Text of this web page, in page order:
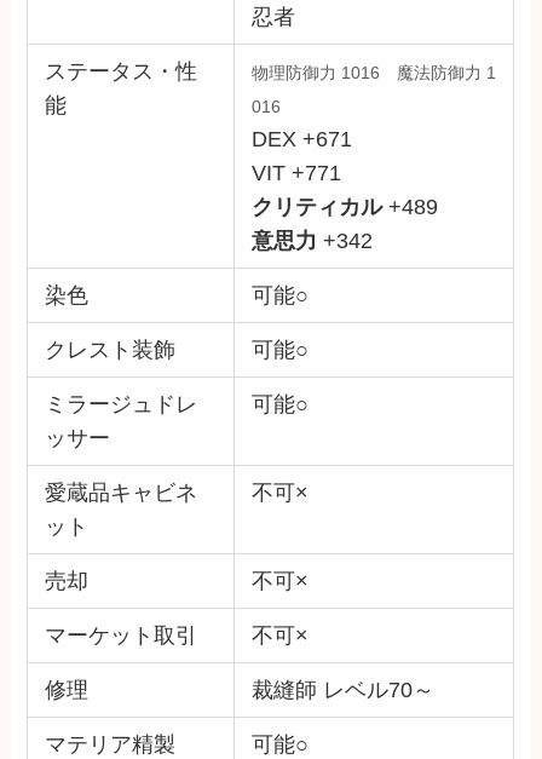
忍者
ステータス・性
能
物理防御力 1016 魔法防御力 1
016
DEX +671
VIT +771
クリティカル+489
意思力 +342
染色 可能○
クレスト装飾 可能○
ミラージュドレ
ッサー
可能○
愛蔵品キャビネ
ット
不可×
売却 不可×
マーケット取引 不可×
修理 裁縫師 レベル70～
マテリア精製 可能○